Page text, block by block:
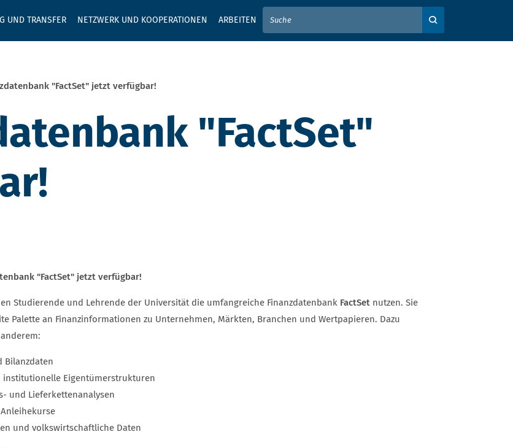
UND TRANSFER NETZWERK UND KOOPERATIONEN ARBEITEN
GEBEN SIE HIER IHREN SUCHBEGRIFF EIN
"FactSet" jetzt verfügbar!
"FactSet"
"FactSet" jetzt verfügbar!
Studierende und Lehrende der Universität die umfangreiche Finanzdatenbank FactSet nutzen. Sie
Palette an Finanzinformationen zu Unternehmen, Märkten, Branchen und Wertpapieren. Dazu
Bilanzdaten
institutionelle Eigentümerstrukturen
und Lieferkettenanalysen
und volkswirtschaftliche Daten